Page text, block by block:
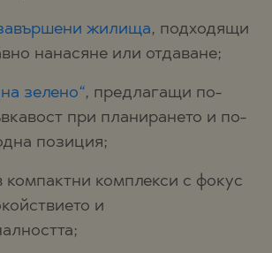
жилища, подходящи
нанасяне или отдаване;
зелено“, предлагащи по-
при планирането и по-
позиция;
комплекси с фокус
и